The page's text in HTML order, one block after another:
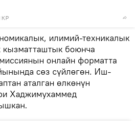
КР
илимий-техникалык
кызматташтык боюнча
онлайн форматта
сөз сүйлөгөн. Иш-
аталган өлкөнүн
Хаджимухаммед